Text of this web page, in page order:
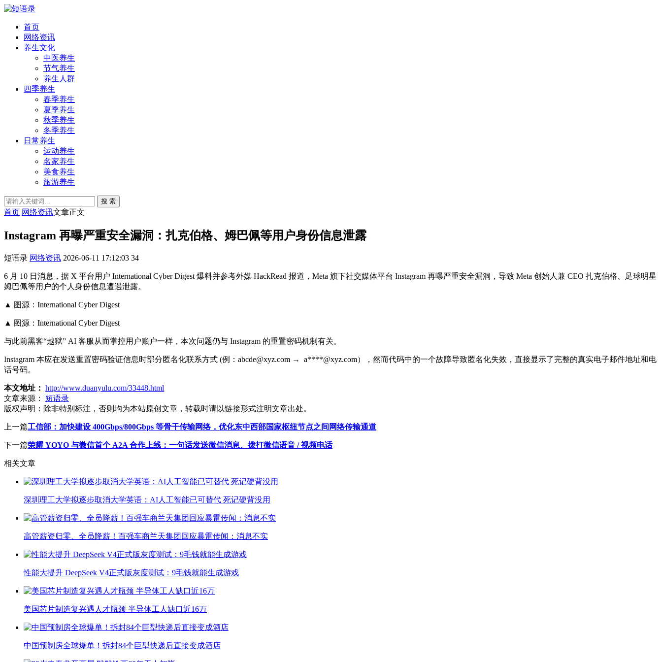
首页
网络资讯
养生文化
中医养生
节气养生
养生人群
四季养生
春季养生
夏季养生
秋季养生
冬季养生
日常养生
运动养生
名家养生
美食养生
旅游养生
搜 索
首页 网络资讯文章正文
Instagram 再曝严重安全漏洞：扎克伯格、姆巴佩等用户身份信息泄露
短语录 网络资讯 2026-06-11 17:12:03 34
6 月 10 日消息，据 X 平台用户 International Cyber Digest 爆料并参考外媒 HackRead 报道，Meta 旗下社交媒体平台 Instagram 再曝严重安全漏洞，导致 Meta 创始人兼 CEO 扎克伯格、足球明星
姆巴佩等用户的个人身份信息遭遇泄露。
▲ 图源：International Cyber Digest
▲ 图源：International Cyber Digest
与此前黑客“越狱” AI 客服从而掌控用户账户一样，本次问题仍与 Instagram 的重置密码机制有关。
Instagram 本应在发送重置密码验证信息时部分匿名化联系方式 (例：abcde@xyz.com → a****@xyz.com），然而代码中的一个故障导致匿名化失效，直接显示了完整的真实电子邮件地址和电
话号码。
本文地址： http://www.duanyulu.com/33448.html
文章来源：
短语录
版权声明： 除非特别标注，否则均为本站原创文章，转载时请以链接形式注明文章出处。
上一篇工信部：加快建设 400Gbps/800Gbps 等骨干传输网络，优化东中西部国家枢纽节点之间网络传输通道
下一篇荣耀 YOYO 与微信首个 A2A 合作上线：一句话发送微信消息、拨打微信语音 / 视频电话
相关文章
深圳理工大学拟逐步取消大学英语：AI人工智能已可替代 死记硬背没用
高管薪资归零、全员降薪！百强车商兰天集团回应暴雷传闻：消息不实
性能大提升 DeepSeek V4正式版灰度测试：9毛钱就能生成游戏
美国芯片制造复兴遇人才瓶颈 半导体工人缺口近16万
中国预制房全球爆单！拆封84个巨型快递后直接变成酒店